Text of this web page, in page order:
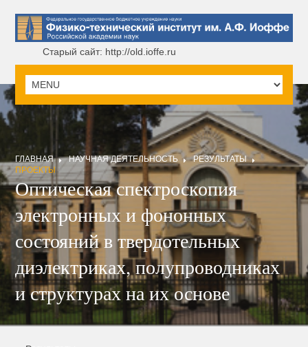
Старый сайт: http://old.ioffe.ru
ГЛАВНАЯ НАУЧНАЯ ДЕЯТЕЛЬНОСТЬ
РЕЗУЛЬТАТЫ
ПРОЕКТЫ
Оптическая спектроскопия
электронных и фононных
состояний в твердотельных
диэлектриках, полупроводниках
и структурах на их основе